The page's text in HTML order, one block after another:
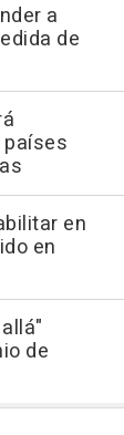
a
de
en
en
de